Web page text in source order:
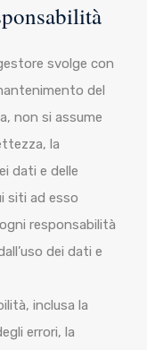
svolge con
del
non si assume
la
dati e delle
siti ad esso
responsabilità
dei dati e
inclusa la
errori, la